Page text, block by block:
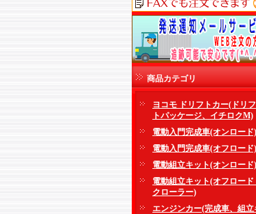
商品カテゴリ
ヨコモ ドリフトカー(ドリフ
トパッケージ、イチロクM)
電動入門完成車(オンロード)
電動入門完成車(オフロード)
電動組立キット(オンロード)
電動組立キット(オフロード
クローラー)
エンジンカー(完成車、組立